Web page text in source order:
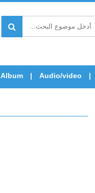
Audio/video
Album